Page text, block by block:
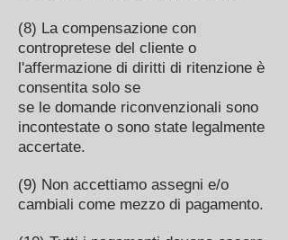
(8) La compensazione con
contropretese del cliente o
l'affermazione di diritti di ritenzione è
consentita solo se
se le domande riconvenzionali sono
incontestate o sono state legalmente
accertate.
(9) Non accettiamo assegni e/o
cambiali come mezzo di pagamento.